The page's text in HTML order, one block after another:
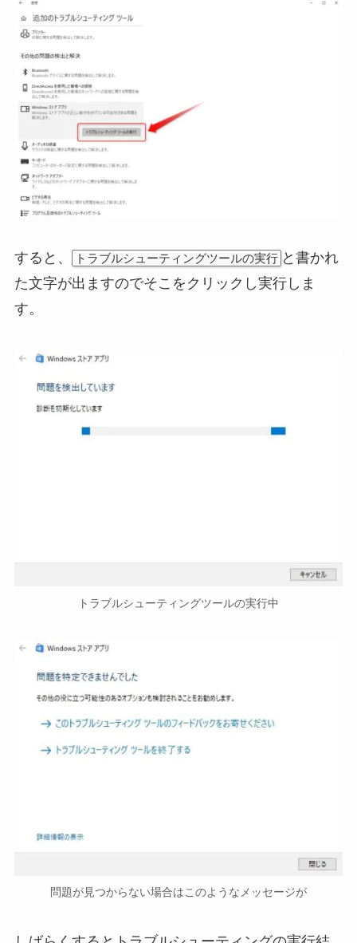
すると、 トラブルシューティングツールの実行 と書かれ
た文字が出ますのでそこをクリックし実行しま
す。
トラブルシューティングツールの実行中
問題が見つからない場合はこのようなメッセージが